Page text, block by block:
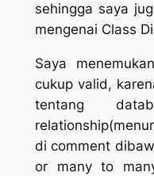
sehingga saya
mengenai Class
Saya
cukup valid,
tentang
di comment
or many to